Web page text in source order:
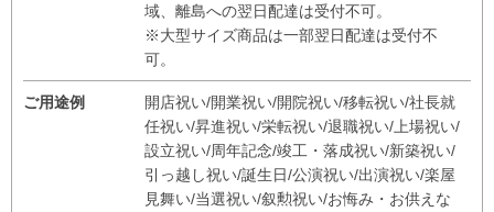
域、離島への翌日配達は受付不可。
※大型サイズ商品は一部翌日配達は受付不
可。
ご用途例
開店祝い/開業祝い/開院祝い/移転祝い/社長就
任祝い/昇進祝い/栄転祝い/退職祝い/上場祝い/
設立祝い/周年記念/竣工・落成祝い/新築祝い/
引っ越し祝い/誕生日/公演祝い/出演祝い/楽屋
見舞い/当選祝い/叙勲祝い/お悔み・お供えな